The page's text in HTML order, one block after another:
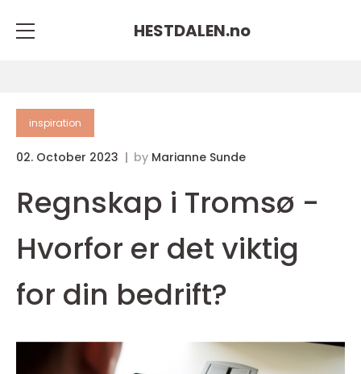
HESTDALEN.no
inspiration
02. October 2023 by Marianne Sunde
Regnskap i Tromsø -
Hvorfor er det viktig
for din bedrift?